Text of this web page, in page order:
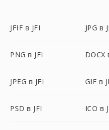
JFIF в JFI JPG в
PNG в JFI DOCX
JPEG в JFI GIF в
PSD в JFI ICO в